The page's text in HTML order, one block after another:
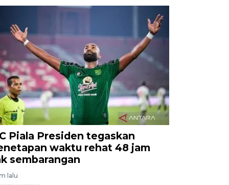
Piala Presiden tegaskan
waktu rehat 48 jam
sembarangan
lalu